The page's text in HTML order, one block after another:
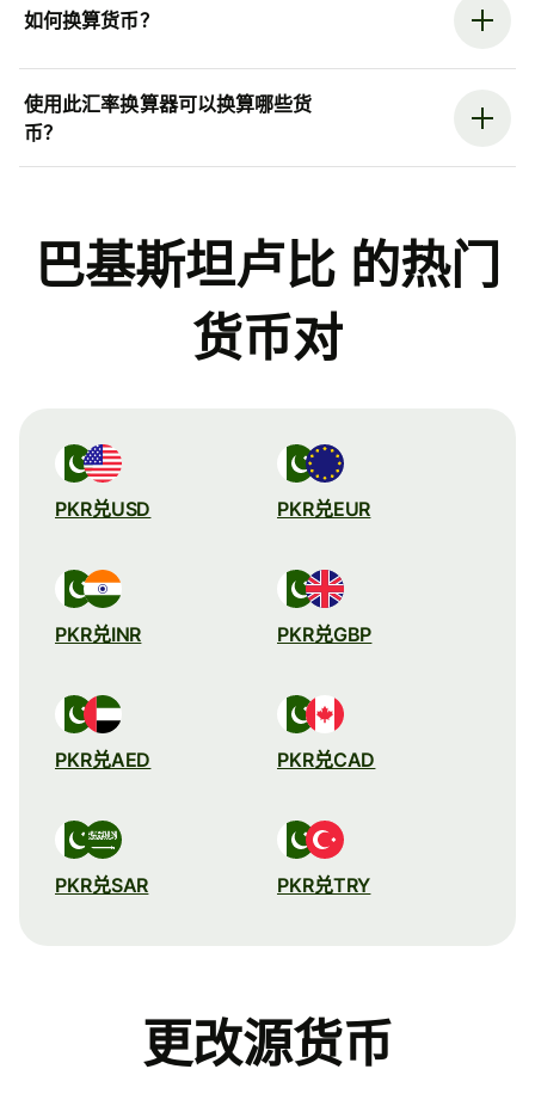
如何换算货币？
使用此汇率换算器可以换算哪些货
币？
巴基斯坦卢比 的热门
货币对
PKR兑USD PKR兑EUR
PKR兑INR PKR兑GBP
PKR兑AED PKR兑CAD
PKR兑SAR PKR兑TRY
更改源货币